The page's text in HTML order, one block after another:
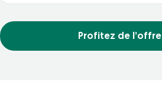
Profitez de l’offre